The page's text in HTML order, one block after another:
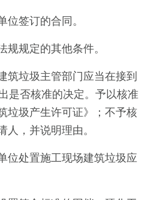
位签订的合同。
规规定的其他条件。
筑垃圾主管部门应当在接到
是否核准的决定。予以核准
垃圾产生许可证》；不予核
人，并说明理由。
位处置施工现场建筑垃圾应